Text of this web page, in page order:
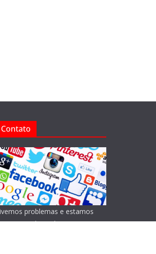
Contato
problemas e estamos
o Blog!